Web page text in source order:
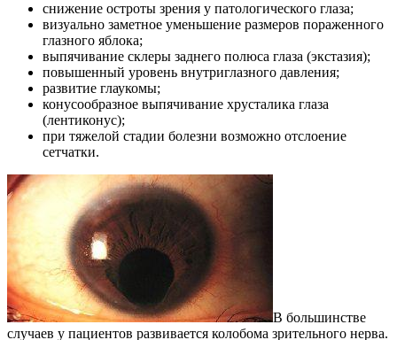
снижение остроты зрения у патологического глаза;
визуально заметное уменьшение размеров пораженного
глазного яблока;
выпячивание склеры заднего полюса глаза (экстазия);
повышенный уровень внутриглазного давления;
развитие глаукомы;
конусообразное выпячивание хрусталика глаза
(лентиконус);
при тяжелой стадии болезни возможно отслоение
сетчатки.
В большинстве
случаев у пациентов развивается колобома зрительного нерва.